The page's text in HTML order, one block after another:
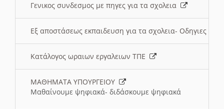
Γενικος συνδεσμος με πηγες για τα σχολεια
Εξ αποστάσεως εκπαιδευση για τα σχολεια- Οδηγιες
Κατάλογος ωραιων εργαλειων ΤΠΕ
ΜΑΘΗΜΑΤΑ ΥΠΟΥΡΓΕΙΟΥ
Μαθαίνουμε ψηφιακά- διδάσκουμε ψηφιακά